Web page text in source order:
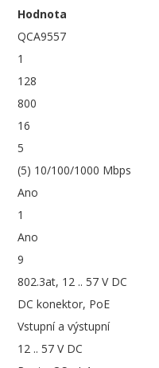
Hodnota
QCA9557
1
128
800
16
5
(5) 10/100/1000 Mbps
Ano
1
Ano
9
802.3at, 12 .. 57 V DC
DC konektor, PoE
Vstupní a výstupní
12 .. 57 V DC